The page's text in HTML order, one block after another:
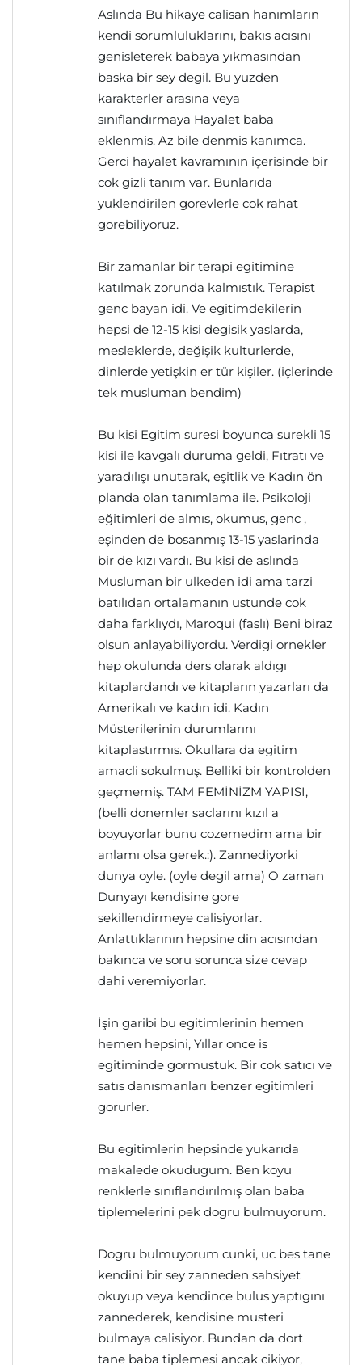
Aslında Bu hikaye calisan hanımların
kendi sorumluluklarını, bakıs acısını
genisleterek babaya yıkmasından
baska bir sey degil. Bu yuzden
karakterler arasına veya
sınıflandırmaya Hayalet baba
eklenmis. Az bile denmis kanımca.
Gerci hayalet kavramının içerisinde bir
cok gizli tanım var. Bunlarıda
yuklendirilen gorevlerle cok rahat
gorebiliyoruz.
Bir zamanlar bir terapi egitimine
katılmak zorunda kalmıstık. Terapist
genc bayan idi. Ve egitimdekilerin
hepsi de 12-15 kisi degisik yaslarda,
mesleklerde, değişik kulturlerde,
dinlerde yetişkin er tür kişiler. (içlerinde
tek musluman bendim)
Bu kisi Egitim suresi boyunca surekli 15
kisi ile kavgalı duruma geldi, Fıtratı ve
yaradılışı unutarak, eşitlik ve Kadın ön
planda olan tanımlama ile. Psikoloji
eğitimleri de almıs, okumus, genc ,
eşinden de bosanmış 13-15 yaslarinda
bir de kızı vardı. Bu kisi de aslında
Musluman bir ulkeden idi ama tarzi
batılıdan ortalamanın ustunde cok
daha farklıydı, Maroqui (faslı) Beni biraz
olsun anlayabiliyordu. Verdigi ornekler
hep okulunda ders olarak aldıgı
kitaplardandı ve kitapların yazarları da
Amerikalı ve kadın idi. Kadın
Müsterilerinin durumlarını
kitaplastırmıs. Okullara da egitim
amacli sokulmuş. Belliki bir kontrolden
geçmemiş. TAM FEMİNİZM YAPISI,
(belli donemler saclarını kızıl a
boyuyorlar bunu cozemedim ama bir
anlamı olsa gerek.:). Zannediyorki
dunya oyle. (oyle degil ama) O zaman
Dunyayı kendisine gore
sekillendirmeye calisiyorlar.
Anlattıklarının hepsine din acısından
bakınca ve soru sorunca size cevap
dahi veremiyorlar.
İşin garibi bu egitimlerinin hemen
hemen hepsini, Yıllar once is
egitiminde gormustuk. Bir cok satıcı ve
satıs danısmanları benzer egitimleri
gorurler.
Bu egitimlerin hepsinde yukarıda
makalede okudugum. Ben koyu
renklerle sınıflandırılmış olan baba
tiplemelerini pek dogru bulmuyorum.
Dogru bulmuyorum cunki, uc bes tane
kendini bir sey zanneden sahsiyet
okuyup veya kendince bulus yaptıgını
zannederek, kendisine musteri
bulmaya calisiyor. Bundan da dort
tane baba tiplemesi ancak cikiyor,